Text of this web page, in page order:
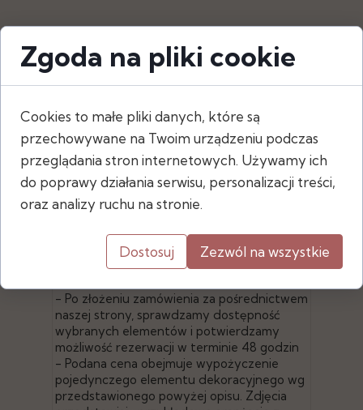
- Po złożeniu zamówienia za pośrednictwem
naszej strony, sprawdzamy dostępność
wybranych elementów i potwierdzamy
możliwość rezerwacji w terminie 48 godzin
- Podana cena obejmuje wypożyczenie
pojedynczego elementu dekoracyjnego wg
przedstawionego powyżej opisu. Zdjęcia
Wymiary
- wysokość: 40 cm
Zgoda na pliki cookie
Cookies to małe pliki danych, które są
przechowywane na Twoim urządzeniu podczas
przeglądania stron internetowych. Używamy ich
do poprawy działania serwisu, personalizacji treści,
oraz analizy ruchu na stronie.
Dostosuj Zezwól na wszystkie